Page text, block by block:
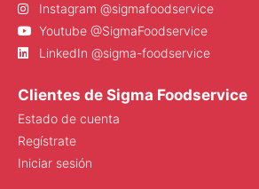
Instagram @sigmafoodservice
Youtube @SigmaFoodservice
LinkedIn @sigma-foodservice
Clientes de Sigma Foodservice
Estado de cuenta
Regístrate
Iniciar sesión